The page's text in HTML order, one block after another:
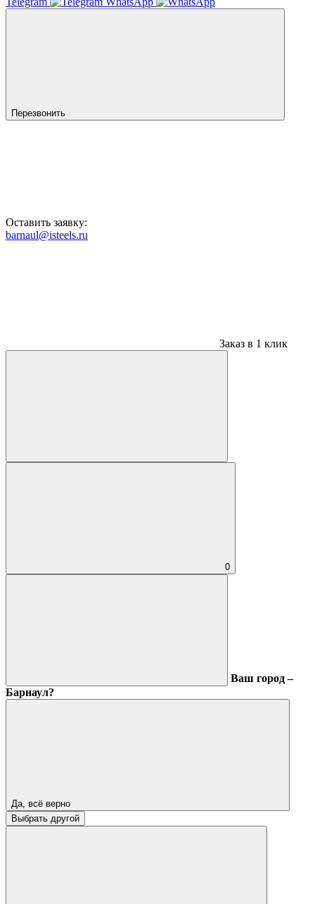
Перезвонить
Оставить заявку:
barnaul@isteels.ru
Заказ в 1 клик
0
Ваш город –
Барнаул?
Да, всё верно
Выбрать другой